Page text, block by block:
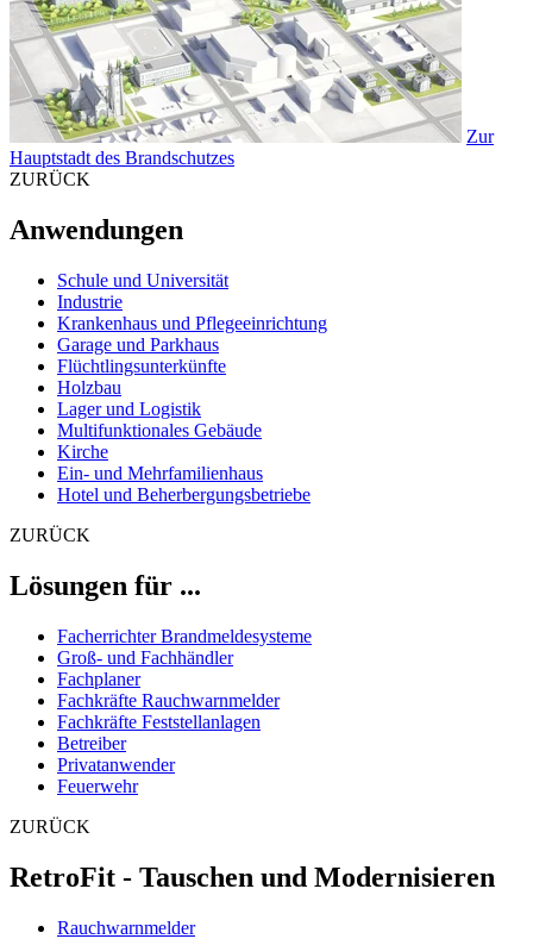
Zur
Hauptstadt des Brandschutzes
ZURÜCK
Anwendungen
Schule und Universität
Industrie
Krankenhaus und Pflegeeinrichtung
Garage und Parkhaus
Flüchtlingsunterkünfte
Holzbau
Lager und Logistik
Multifunktionales Gebäude
Kirche
Ein- und Mehrfamilienhaus
Hotel und Beherbergungsbetriebe
ZURÜCK
Lösungen für ...
Facherrichter Brandmeldesysteme
Groß- und Fachhändler
Fachplaner
Fachkräfte Rauchwarnmelder
Fachkräfte Feststellanlagen
Betreiber
Privatanwender
Feuerwehr
ZURÜCK
RetroFit - Tauschen und Modernisieren
Rauchwarnmelder